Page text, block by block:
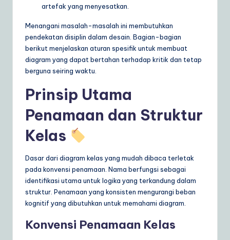
artefak yang menyesatkan.
Menangani masalah-masalah ini membutuhkan
pendekatan disiplin dalam desain. Bagian-bagian
berikut menjelaskan aturan spesifik untuk membuat
diagram yang dapat bertahan terhadap kritik dan tetap
berguna seiring waktu.
Prinsip Utama
Penamaan dan Struktur
Kelas
Dasar dari diagram kelas yang mudah dibaca terletak
pada konvensi penamaan. Nama berfungsi sebagai
identifikasi utama untuk logika yang terkandung dalam
struktur. Penamaan yang konsisten mengurangi beban
kognitif yang dibutuhkan untuk memahami diagram.
Konvensi Penamaan Kelas